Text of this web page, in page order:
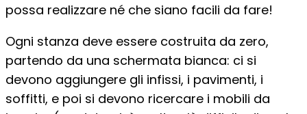
possa realizzare né che siano facili da fare!
Ogni stanza deve essere costruita da zero,
partendo da una schermata bianca: ci si
devono aggiungere gli infissi, i pavimenti, i
soffitti, e poi si devono ricercare i mobili da